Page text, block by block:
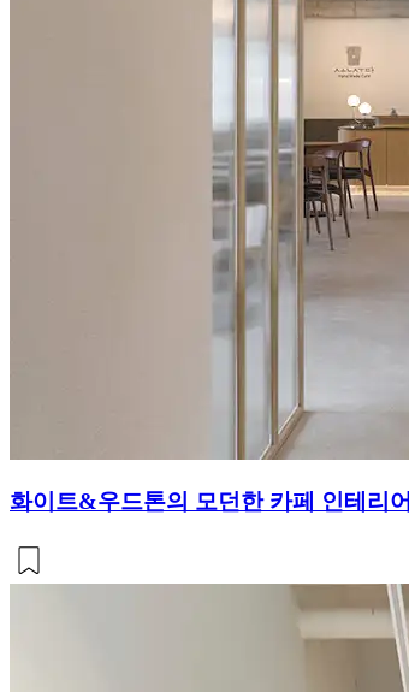
화이트&우드톤의 모던한 카페 인테리어